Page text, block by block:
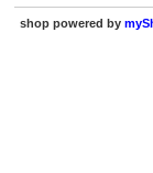
shop powered by